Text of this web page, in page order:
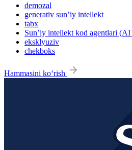
demozal
generativ sun’iy intellekt
tabx
Sun’iy intellekt kod agentlari
eksklyuziv
chekboks
Hammasini ko‘rish